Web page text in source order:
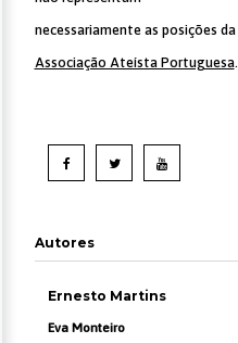
necessariamente as posições da
Associação Ateísta Portuguesa.
Autores
Ernesto Martins
Eva Monteiro